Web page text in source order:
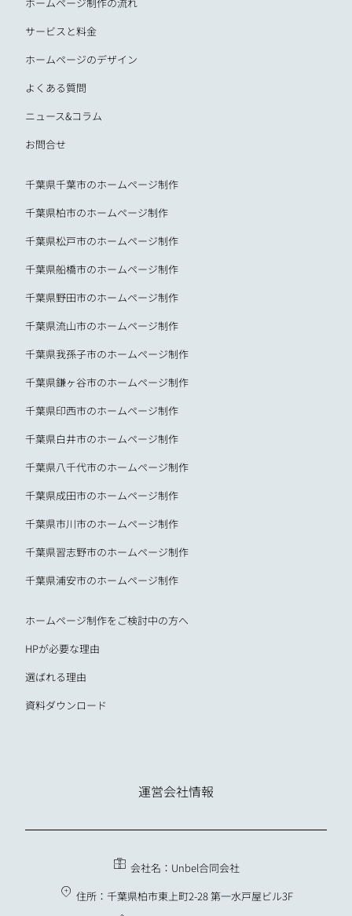
ホームページ制作の流れ
サービスと料金
ホームページのデザイン
よくある質問
ニュース&コラム
お問合せ
千葉県千葉市のホームページ制作
千葉県柏市のホームページ制作
千葉県松戸市のホームページ制作
千葉県船橋市のホームページ制作
千葉県野田市のホームページ制作
千葉県流山市のホームページ制作
千葉県我孫子市のホームページ制作
千葉県鎌ヶ谷市のホームページ制作
千葉県印西市のホームページ制作
千葉県白井市のホームページ制作
千葉県八千代市のホームページ制作
千葉県成田市のホームページ制作
千葉県市川市のホームページ制作
千葉県習志野市のホームページ制作
千葉県浦安市のホームページ制作
ホームページ制作をご検討中の方へ
HPが必要な理由
選ばれる理由
資料ダウンロード
運営会社情報
会社名：Unbel合同会社
住所：千葉県柏市東上町2-28 第一水戸屋ビル3F